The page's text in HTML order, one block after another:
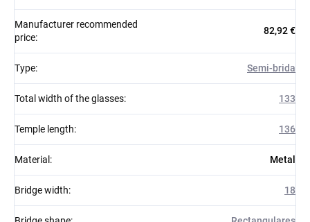
Manufacturer recommended
price:
82,92 €
Type: Semi-brida
Total width of the glasses: 133
Temple length: 136
Material : Metal
Bridge width: 18